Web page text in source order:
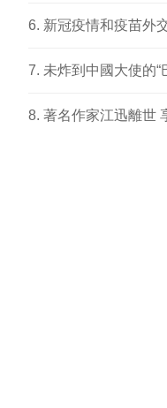
新冠疫情和疫苗外
未炸到中國大使的“
著名作家江迅離世